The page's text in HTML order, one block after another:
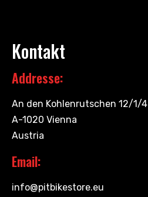
Kontakt
Addresse:
An den Kohlenrutschen 12/1/4
A-1020 Vienna
Austria
Email:
info@pitbikestore.eu